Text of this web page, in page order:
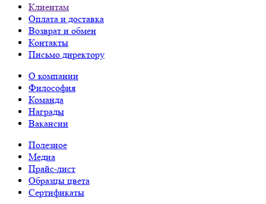
Клиентам
Оплата и доставка
Возврат и обмен
Контакты
Письмо директору
О компании
Философия
Команда
Награды
Вакансии
Полезное
Медиа
Прайс-лист
Образцы цвета
Сертификаты